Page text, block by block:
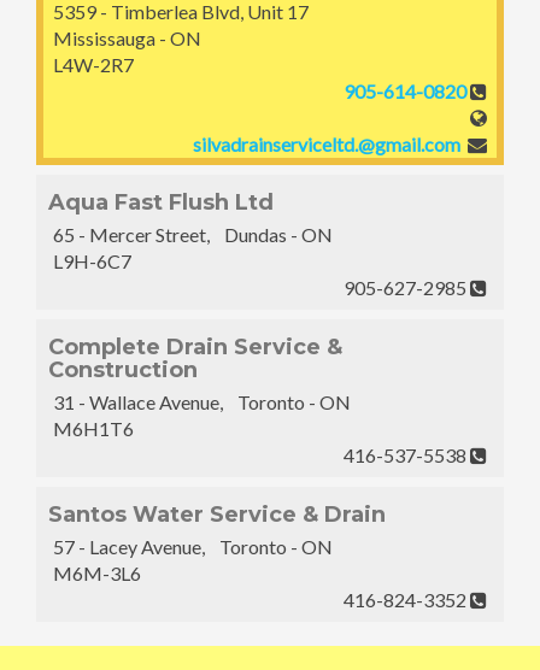
5359 - Timberlea Blvd, Unit 17
Mississauga - ON
L4W-2R7
905-614-0820
silvadrainserviceltd.@gmail.com
Aqua Fast Flush Ltd
65 - Mercer Street, Dundas - ON
L9H-6C7
905-627-2985
Complete Drain Service &
Construction
31 - Wallace Avenue, Toronto - ON
M6H1T6
416-537-5538
Santos Water Service & Drain
57 - Lacey Avenue, Toronto - ON
M6M-3L6
416-824-3352